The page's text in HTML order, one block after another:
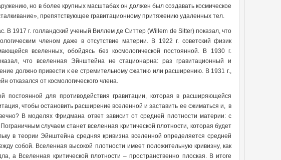
но в более крупных масштабах он должен был создавать космическое
препятствующее гравитационному притяжению удаленных тел.
В 1917 г. голландский ученый Виллем де Ситтер (Willem de Sitter) показал, что
членом даже в отсутствие материи. В 1922 г. советский физик
вселенных, обойдясь без космологической постоянной. В 1930 г.
что вселенная Эйнштейна не стационарна: раз гравитационный и
должно привести к ее стремительному сжатию или расширению. В 1931 г.,
отказался от космологического члена.
постоянной для противодействия гравитации, которая в расширяющейся
чтобы остановить расширение вселенной и заставить ее сжиматься и, в
В моделях Фридмана ответ зависит от средней плотности материи: с
случаем станет вселенная критической плотности, которая будет
в теории Эйнштейна средняя кривизна вселенной определяется средней
собой. Вселенная высокой плотности имеет положительную кривизну, как
а Вселенная критической плотности – пространственно плоская. В итоге